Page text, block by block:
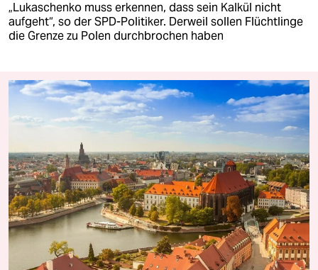
„Lukaschenko muss erkennen, dass sein Kalkül nicht
aufgeht“, so der SPD-Politiker. Derweil sollen Flüchtlinge
die Grenze zu Polen durchbrochen haben